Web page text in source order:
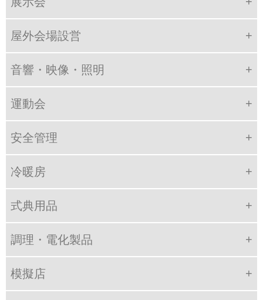
屋外会場設営
音響・映像・照明
運動会
安全管理
冷暖房
式典用品
調理・電化製品
模擬店